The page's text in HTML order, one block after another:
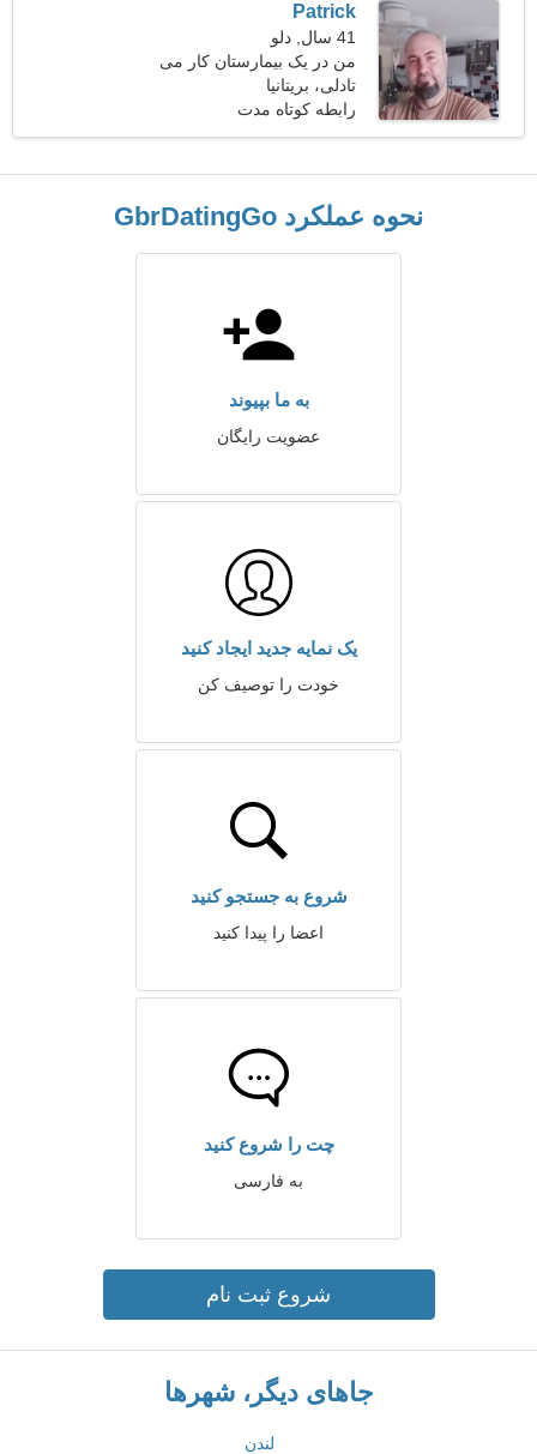
Patrick
41 سال, دلو
من در یک بیمارستان کار می
کنم، به یک زن زیبا نیاز دارم
تادلی، بریتانیا
رابطه کوتاه مدت
نحوه عملکرد GbrDatingGo
به ما بپیوند
عضویت رایگان
یک نمایه جدید ایجاد کنید
خودت را توصیف کن
شروع به جستجو کنید
اعضا را پیدا کنید
چت را شروع کنید
به فارسی
شروع ثبت نام
جاهای دیگر، شهرها
لندن